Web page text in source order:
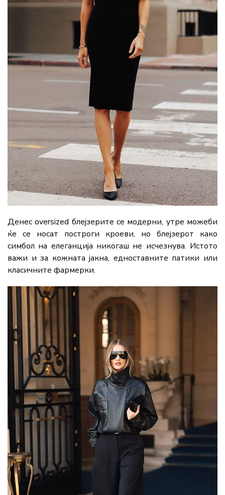
Денес oversized блејзерите се модерни, утре можеби
ќе се носат построги кроеви, но блејзерот како
симбол на елеганција никогаш не исчезнува. Истото
важи и за кожната јакна, едноставните патики или
класичните фармерки.